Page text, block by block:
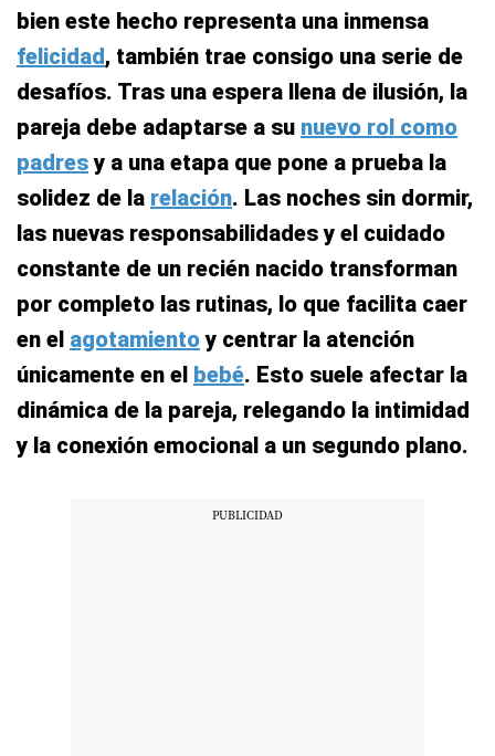
bien este hecho representa una inmensa
felicidad, también trae consigo una serie de
desafíos. Tras una espera llena de ilusión, la
pareja debe adaptarse a su nuevo rol como
padresy a una etapa que pone a prueba la
solidez de la relación. Las noches sin dormir,
las nuevas responsabilidades y el cuidado
constante de un recién nacido transforman
por completo las rutinas, lo que facilita caer
en el agotamientoy centrar la atención
únicamente en el bebé. Esto suele afectar la
dinámica de la pareja, relegando la intimidad
y la conexión emocional a un segundo plano.